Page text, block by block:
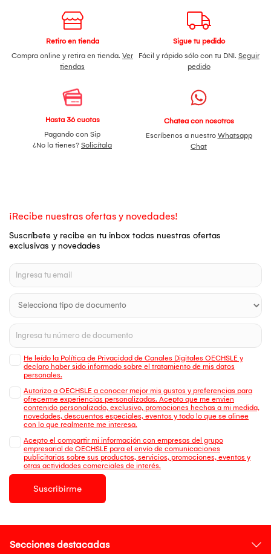
Retiro en tienda
Compra online y retira en tienda. Ver
tiendas
Sigue tu pedido
Fácil y rápido sólo con tu DNI. Seguir
pedido
Hasta 36 cuotas
Pagando con Sip
¿No la tienes? Solicítala
Chatea con nosotros
Escríbenos a nuestro Whatsapp
Chat
¡Recibe nuestras ofertas y novedades!
Suscríbete y recibe en tu inbox todas nuestras ofertas
exclusivas y novedades
He leído la Política de Privacidad de Canales Digitales OECHSLE y
declaro haber sido informado sobre el tratamiento de mis datos
personales.
Autorizo a OECHSLE a conocer mejor mis gustos y preferencias para
ofrecerme experiencias personalizadas. Acepto que me envien
contenido personalizado, exclusivo, promociones hechas a mi medida,
novedades, descuentos especiales, eventos y todo lo que se alinee
con lo que realmente me interesa.
Acepto el compartir mi información con empresas del grupo
empresarial de OECHSLE para el envío de comunicaciones
publicitarias sobre sus productos, servicios, promociones, eventos y
otras actividades comerciales de interés.
Suscribirme
Secciones destacadas